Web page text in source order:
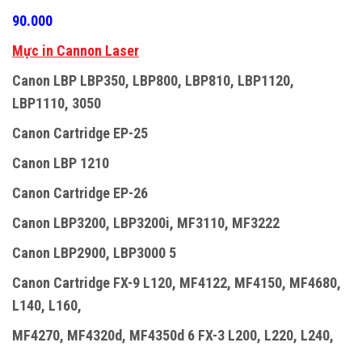
90.000
Mực in Cannon Laser
Canon LBP LBP350, LBP800, LBP810, LBP1120,
LBP1110, 3050
Canon Cartridge EP-25
Canon LBP 1210
Canon Cartridge EP-26
Canon LBP3200, LBP3200i, MF3110, MF3222
Canon LBP2900, LBP3000 5
Canon Cartridge FX-9 L120, MF4122, MF4150, MF4680,
L140, L160,
MF4270, MF4320d, MF4350d 6 FX-3 L200, L220, L240,